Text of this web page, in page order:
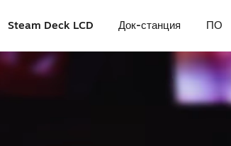
Steam Deck LCD Док-станция ПО